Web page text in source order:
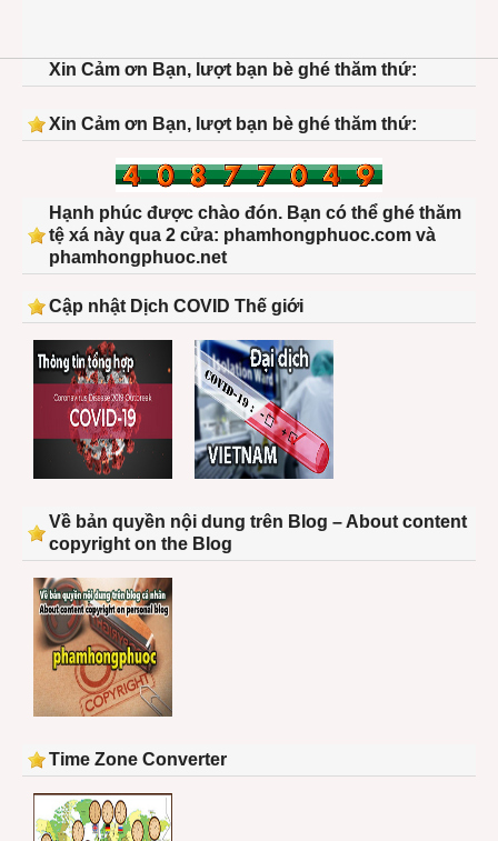
Xin Cảm ơn Bạn, lượt bạn bè ghé thăm thứ:
Xin Cảm ơn Bạn, lượt bạn bè ghé thăm thứ:
Hạnh phúc được chào đón. Bạn có thể ghé thăm
tệ xá này qua 2 cửa: phamhongphuoc.com và
phamhongphuoc.net
Cập nhật Dịch COVID Thế giới
Về bản quyền nội dung trên Blog – About content
copyright on the Blog
Time Zone Converter